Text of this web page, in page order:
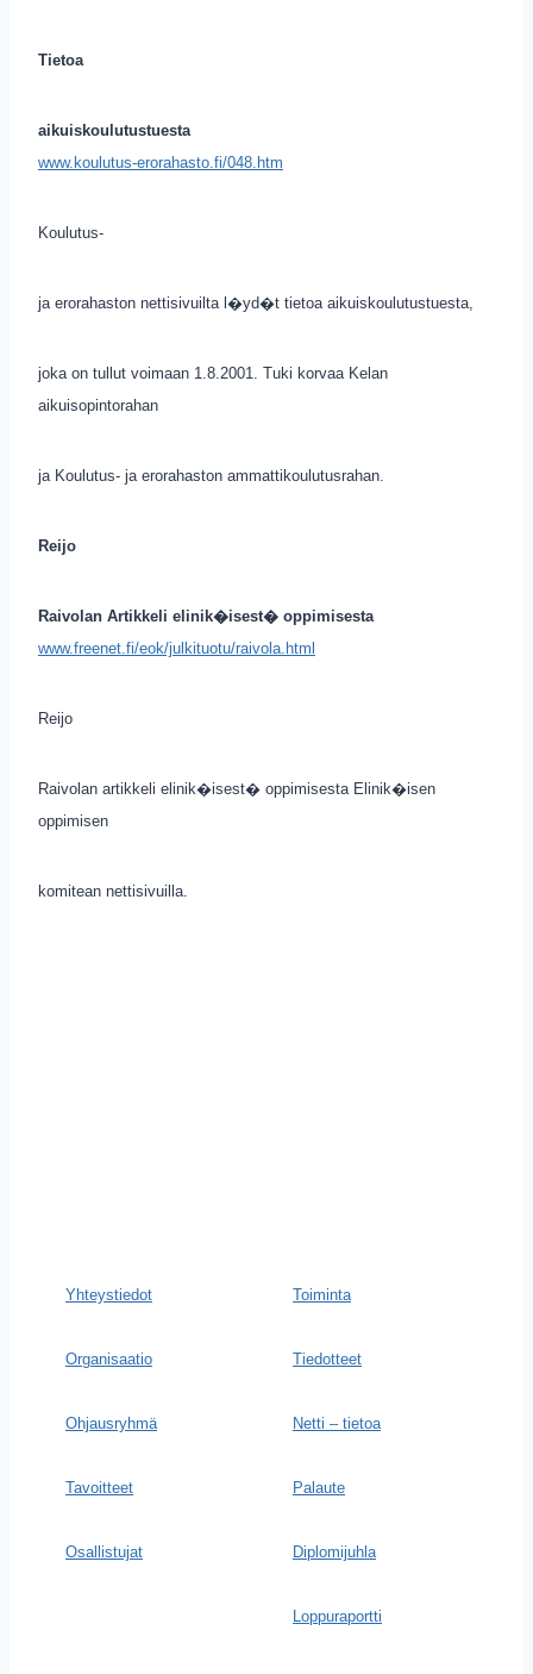
Tietoa
aikuiskoulutustuesta
www.koulutus-erorahasto.fi/048.htm
Koulutus-
ja erorahaston nettisivuilta l�yd�t tietoa aikuiskoulutustuesta,
joka on tullut voimaan 1.8.2001. Tuki korvaa Kelan
aikuisopintorahan
ja Koulutus- ja erorahaston ammattikoulutusrahan.
Reijo
Raivolan Artikkeli elinik�isest� oppimisesta
www.freenet.fi/eok/julkituotu/raivola.html
Reijo
Raivolan artikkeli elinik�isest� oppimisesta Elinik�isen
oppimisen
komitean nettisivuilla.
Yhteystiedot Toiminta
Organisaatio Tiedotteet
Ohjausryhmä Netti – tietoa
Tavoitteet Palaute
Osallistujat Diplomijuhla
Loppuraportti